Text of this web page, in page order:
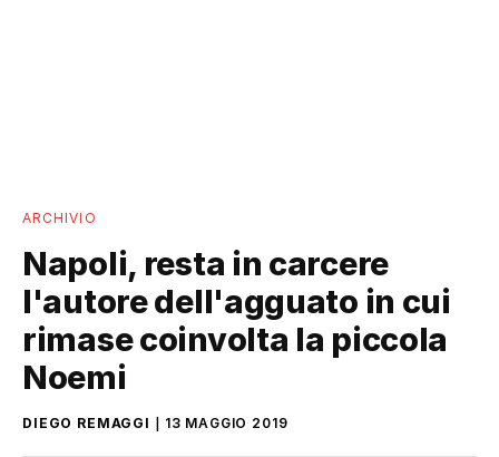
ARCHIVIO
Napoli, resta in carcere
l'autore dell'agguato in cui
rimase coinvolta la piccola
Noemi
DIEGO REMAGGI 13 MAGGIO 2019